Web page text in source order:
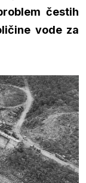
čestih
vode za